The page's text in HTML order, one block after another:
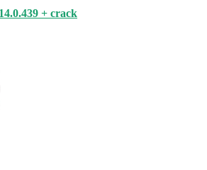
+ crack